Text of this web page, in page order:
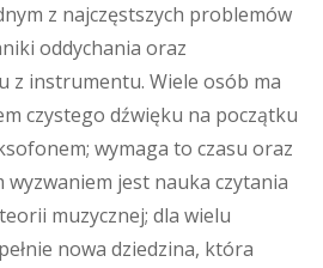
z najczęstszych problemów
oddychania oraz
z instrumentu. Wiele osób ma
czystego dźwięku na początku
wymaga to czasu oraz
wyzwaniem jest nauka czytania
muzycznej; dla wielu
nowa dziedzina, która